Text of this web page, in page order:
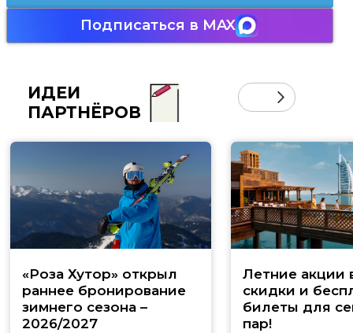
Подписаться в MAX
ИДЕИ
ПАРТНЁРОВ
«Роза Хутор» открыл
раннее бронирование
зимнего сезона –
2026/2027
Летние акции
скидки и
билеты для
пар!